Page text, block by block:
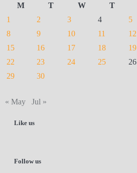
M
T W T
1
2 3 4 5
8
9 10 11 12
15
16 17 18 19
22
23 24 25 26
29
30
« May Jul »
Like us
Follow us